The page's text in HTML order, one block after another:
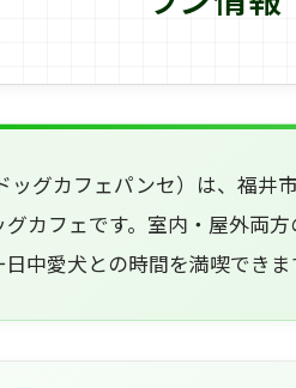
ッグカフェパンセ）は、福井
カフェです。室内・屋外両
中愛犬との時間を満喫できま